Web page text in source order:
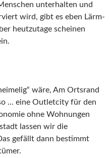
unterhalten und
wird, gibt es eben Lärm-
heutzutage scheinen
wäre, Am Ortsrand
… eine Outletcity für den
ohne Wohnungen
lassen wir die
gefällt dann bestimmt